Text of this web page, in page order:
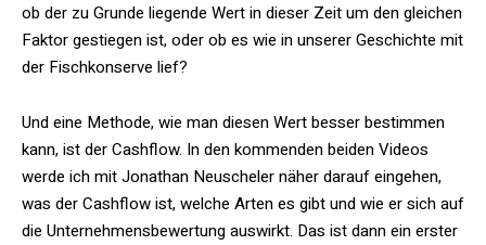
ob der zu Grunde liegende Wert in dieser Zeit um den gleichen
Faktor gestiegen ist, oder ob es wie in unserer Geschichte mit
der Fischkonserve lief?
Und eine Methode, wie man diesen Wert besser bestimmen
kann, ist der Cashflow. In den kommenden beiden Videos
werde ich mit Jonathan Neuscheler näher darauf eingehen,
was der Cashflow ist, welche Arten es gibt und wie er sich auf
die Unternehmensbewertung auswirkt. Das ist dann ein erster